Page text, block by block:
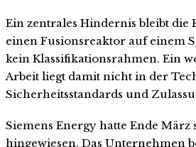
Ein zentrales Hindernis bleibt die
einen Fusionsreaktor auf einem
kein Klassifikationsrahmen. Ein
Arbeit liegt damit nicht in der
Sicherheitsstandards und
Siemens Energy hatte Ende März
hingewiesen. Das Unternehmen